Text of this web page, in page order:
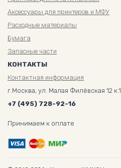
Аксессуары для принтеров и МФУ
Расходные материалы
Бумага
Запасные части
КОНТАКТЫ
Контактная информация
г.Москва, ул. Малая Филёвская 12 к.1
+7 (495) 728-92-16
Принимаем к оплате